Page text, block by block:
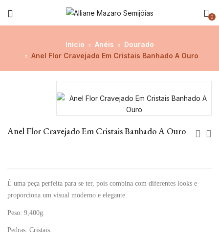
0
Início Anéis
Dourado
Anel Flor Cravejado Em Cristais Banhado A Ouro
Anel Flor Cravejado Em Cristais Banhado A Ouro
É uma peça perfeita para se ter, pois combina com diferentes looks e
proporciona um visual moderno e elegante.
Peso: 9,400g.
Pedras: Cristais.